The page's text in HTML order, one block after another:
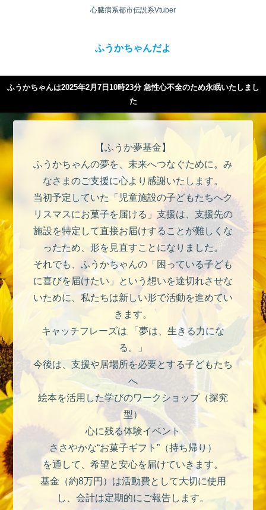
心臓病系都市伝説系Vtuber
ふうかちゃんだよ
ふうかちゃんは2025年2月7日10時23分 急性心不全のため永眠いたしまし
た
【ふうか夢基金】
ふうかちゃんの夢を、未来へつなぐために。み
なさまのご支援に心より感謝いたします。
当初予定していた「児童施設の子どもたちへク
リスマスにお菓子を届ける」支援は、支援先の
施設を特定して直接お届けすることが難しくな
ったため、形を見直すことになりました。
それでも、ふうかちゃんの「困っている子ども
に喜びを届けたい」という想いを途切れさせな
いために、私たちは新しい形で活動を進めてい
きます。
キャッチフレーズは 「夢は、生きる力にな
る。」
今後は、支援や居場所を必要とする子どもたち
へ
絵本を活用した学びのワークショップ（探究
型）
心に残る体験イベント
ささやかな“お菓子ギフト”（持ち帰り）
を通して、希望と安心を届けていきます。
基金（約8万円）は活動費として大切に使用
し、会計は定期的にご報告します。